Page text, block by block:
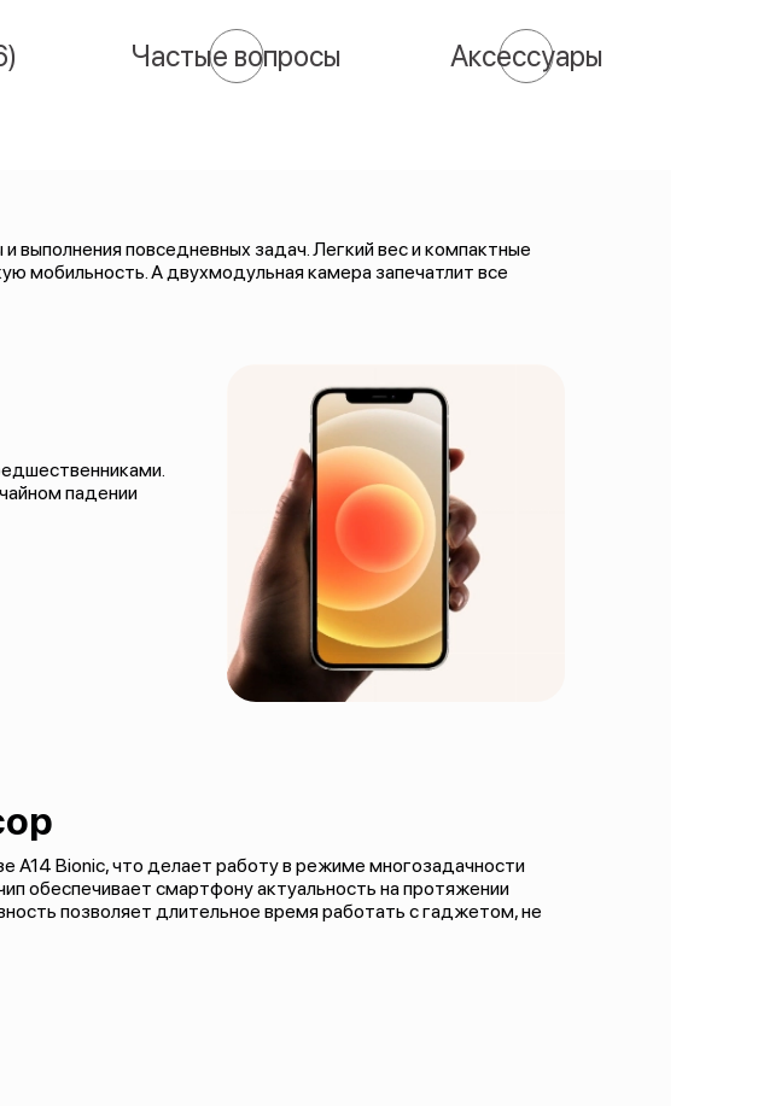
Частые вопросы Аксессуары
повседневных задач. Легкий вес и компактные
мобильность. А двухмодульная камера запечатлит все
падении
A14 Bionic, что делает работу в режиме многозадачности
обеспечивает смартфону актуальность на протяжении
позволяет длительное время работать с гаджетом, не